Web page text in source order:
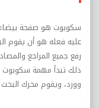
سكوبوت هو صفحة
عليه فعله هو أن يقوم
ذلك تبدأ مهمة سكوبوت
وورد، ويقوم محرك